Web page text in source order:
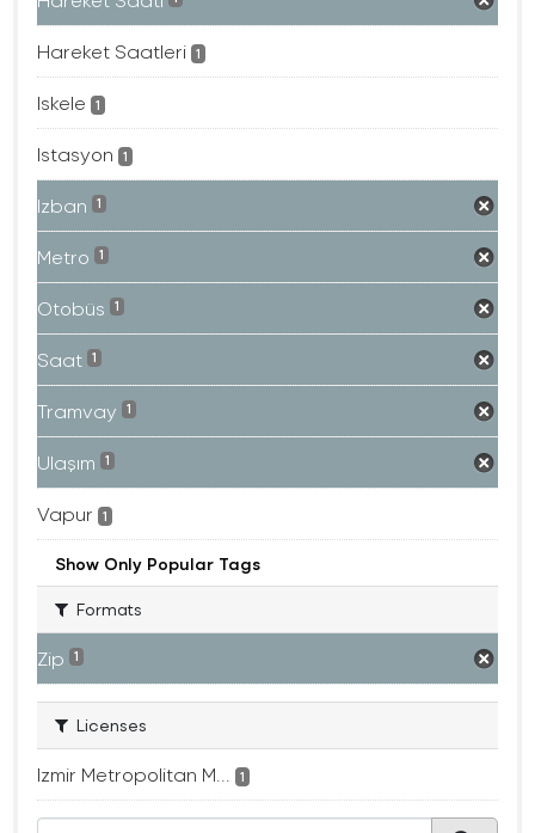
Hareket Saatleri 1
Iskele 1
Istasyon 1
Izban 1
Metro 1
Otobüs 1
Saat 1
Tramvay 1
Ulaşım 1
Vapur 1
Show Only Popular Tags
Formats
Zip 1
Licenses
Izmir Metropolitan M... 1